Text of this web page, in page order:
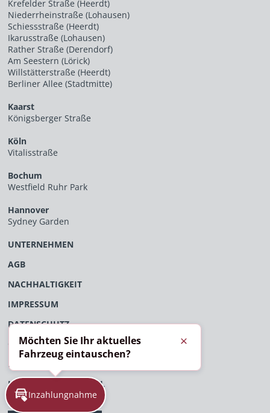
Krefelder Straße (Heerdt)
Niederrheinstraße (Lohausen)
Schiessstraße (Heerdt)
Ikarusstraße (Lohausen)
Rather Straße (Derendorf)
Am Seestern (Lörick)
Willstätterstraße (Heerdt)
Berliner Allee (Stadtmitte)
Kaarst
Königsberger Straße
Köln
Vitalisstraße
Bochum
Westfield Ruhr Park
Hannover
Sydney Garden
UNTERNEHMEN
AGB
NACHHALTIGKEIT
IMPRESSUM
DATENSCHUTZ
ÖFFENTLICHES VERFAHRENSVERZEICHNIS
EU-DATENVERORDNUNG
HINWEISGEBERPORTAL
Inzahlungnahme
Möchten Sie Ihr aktuelles
Fahrzeug eintauschen?
Schließen